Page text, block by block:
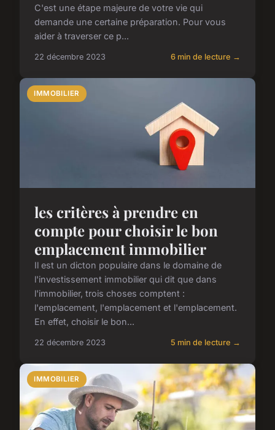
C'est une étape majeure de votre vie qui
demande une certaine préparation. Pour vous
aider à traverser ce p...
22 décembre 2023 6 min de lecture →
IMMOBILIER
les critères à prendre en
compte pour choisir le bon
emplacement immobilier
Il est un dicton populaire dans le domaine de
l'investissement immobilier qui dit que dans
l'immobilier, trois choses comptent :
l'emplacement, l'emplacement et l'emplacement.
En effet, choisir le bon...
22 décembre 2023 5 min de lecture →
IMMOBILIER